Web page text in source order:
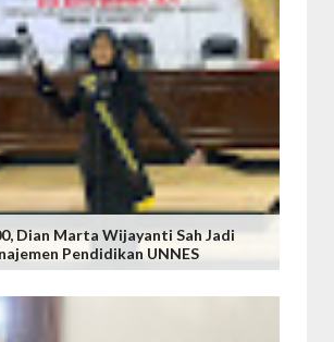
Dian Marta Wijayanti Sah Jadi
Pendidikan UNNES